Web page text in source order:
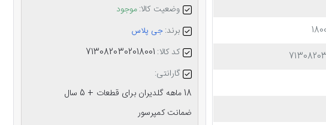
وضعیت کالا:موجود
برند:جی پلاس
کد کالا: 7130820302018001
گارانتی:
18 ماهه گلدیران برای قطعات + 5 سال
ضمانت کمپرسور